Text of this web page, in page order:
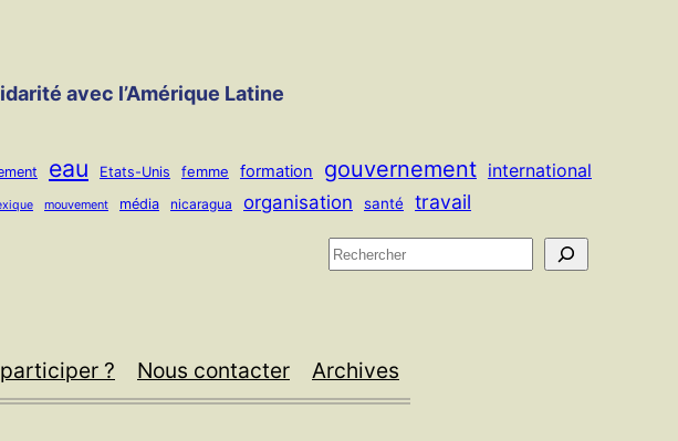
avec l’Amérique Latine
eau Etats-Unis femme formation gouvernement international
mouvement média nicaragua organisation santé travail
R
e
r
? Nous contacter Archives